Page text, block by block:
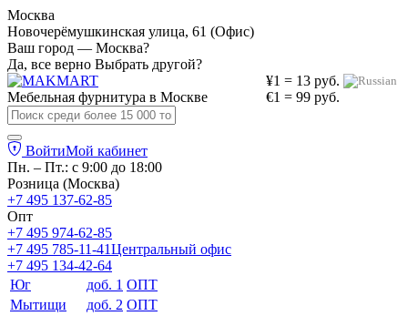
Москва
Новочерёмушкинская улица, 61 (Офис)
Ваш город — Москва?
Да, все верно Выбрать другой?
¥1 = 13 руб.
€1 = 99 руб.
Мебельная фурнитура в Москве
ВойтиМой кабинет
Пн. – Пт.: с 9:00 до 18:00
Розница (Москва)
+7 495 137-62-85
Опт
+7 495 974-62-85
+7 495 785-11-41Центральный офис
+7 495 134-42-64
Юг
доб. 1 ОПТ
Мытищи
доб. 2 ОПТ